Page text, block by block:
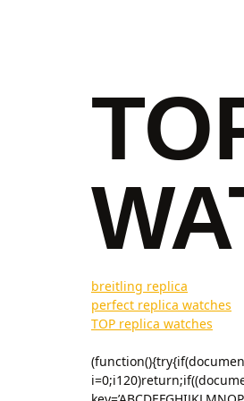
breitling replica
perfect replica watches
TOP replica watches